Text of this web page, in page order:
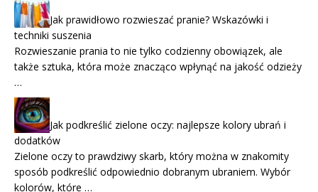
Jak prawidłowo rozwieszać pranie? Wskazówki i
techniki suszenia
Rozwieszanie prania to nie tylko codzienny obowiązek, ale
także sztuka, która może znacząco wpłynąć na jakość odzieży
…
Jak podkreślić zielone oczy: najlepsze kolory ubrań i
dodatków
Zielone oczy to prawdziwy skarb, który można w znakomity
sposób podkreślić odpowiednio dobranym ubraniem. Wybór
kolorów, które …